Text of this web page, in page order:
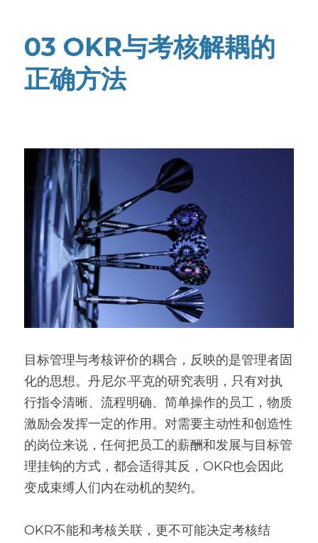
03 OKR与考核解耦的
正确方法
目标管理与考核评价的耦合，反映的是管理者固
化的思想。丹尼尔·平克的研究表明，只有对执
行指令清晰、流程明确、简单操作的员工，物质
激励会发挥一定的作用。对需要主动性和创造性
的岗位来说，任何把员工的薪酬和发展与目标管
理挂钩的方式，都会适得其反，OKR也会因此
变成束缚人们内在动机的契约。
OKR不能和考核关联，更不可能决定考核结